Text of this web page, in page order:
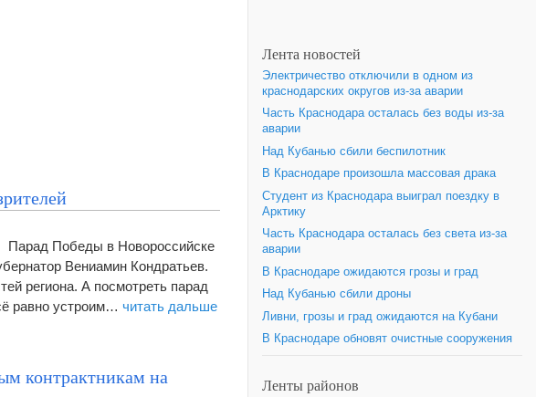
Парад Победы в Новороссийске
Вениамин Кондратьев.
региона. А посмотреть парад
равно устроим… читать дальше
контрактникам на
Лента новостей
Электричество отключили в одном из
краснодарских округов из-за аварии
Часть Краснодара осталась без воды из-за
аварии
Над Кубанью сбили беспилотник
В Краснодаре произошла массовая драка
Студент из Краснодара выиграл поездку в
Арктику
Часть Краснодара осталась без света из-за
аварии
В Краснодаре ожидаются грозы и град
Над Кубанью сбили дроны
Ливни, грозы и град ожидаются на Кубани
В Краснодаре обновят очистные сооружения
Ленты районов